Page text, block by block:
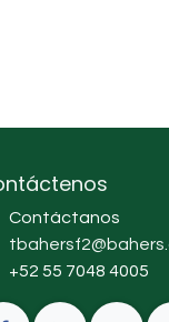
Contáctanos
+52 55 7048 4005